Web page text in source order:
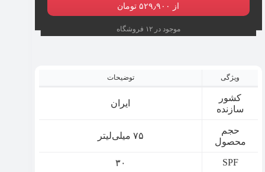
از ۵۲۹٫۹۰۰ تومان
موجود در ۱۲ فروشگاه
ویژگی توضیحات
کشور
سازنده
ایران
حجم
محصول
۷۵ میلی‌لیتر
SPF ۳۰